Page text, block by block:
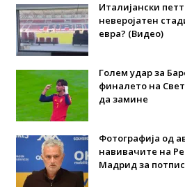
Италијански
неверојатен
евра? (Видео)
Голем удар за
финалето на
да замине
Фотографија од
навивачите на
Мадрид за